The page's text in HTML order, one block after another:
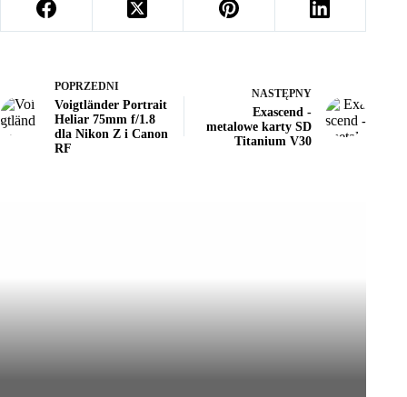
POPRZEDNI
Voigtländer Portrait
Heliar 75mm f/1.8
dla Nikon Z i Canon
RF
NASTĘPNY
Exascend -
metalowe karty SD
Titanium V30